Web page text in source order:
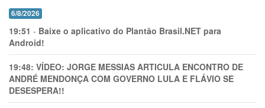
6/8/2026
19:51 - Baixe o aplicativo do Plantão Brasil.NET para
Android!
19:48: VÍDEO: JORGE MESSIAS ARTICULA ENCONTRO DE
ANDRÉ MENDONÇA COM GOVERNO LULA E FLÁVIO SE
DESESPERA!!